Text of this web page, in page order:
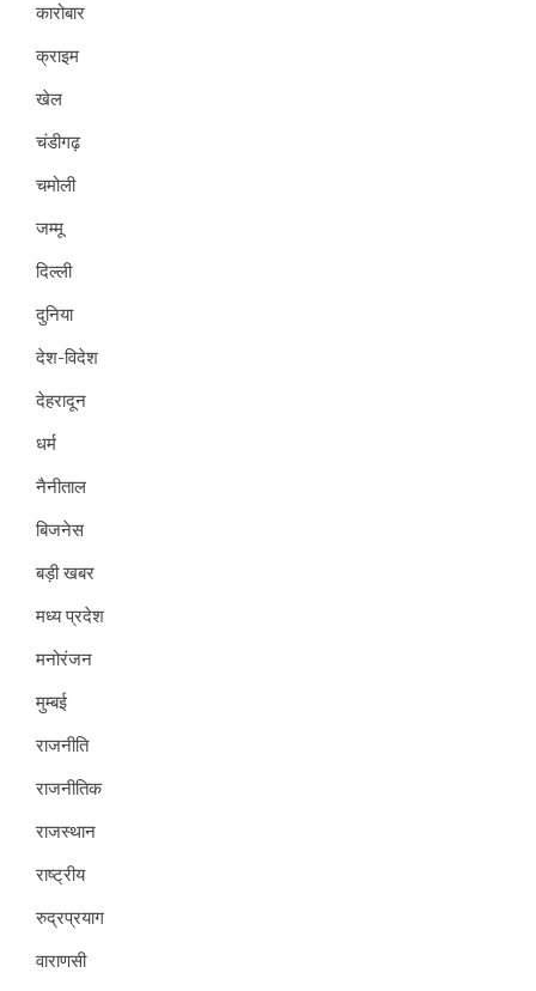
कारोबार
क्राइम
खेल
चंडीगढ़
चमोली
जम्मू
दिल्ली
दुनिया
देश-विदेश
देहरादून
धर्म
नैनीताल
बिजनेस
बड़ी खबर
मध्य प्रदेश
मनोरंजन
मुम्बई
राजनीति
राजनीतिक
राजस्थान
राष्ट्रीय
रुद्रप्रयाग
वाराणसी